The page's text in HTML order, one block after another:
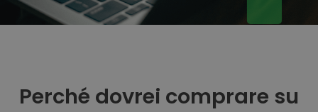
Perché dovrei comprare su